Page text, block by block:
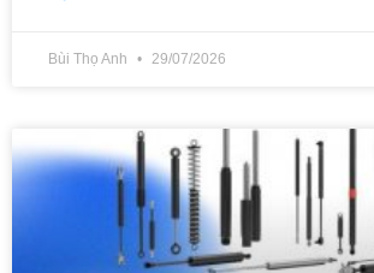
Bùi Thọ Anh 29/07/2026